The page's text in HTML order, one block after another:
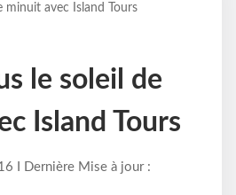
minuit avec Island Tours
le soleil de
Island Tours
I Dernière Mise à jour :